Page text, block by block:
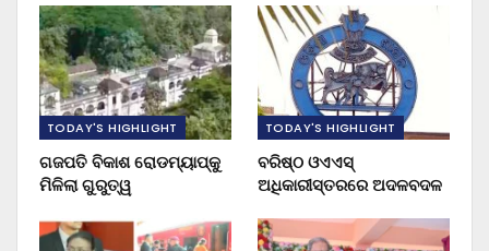
TODAY'S HIGHLIGHT
ଗଜପତି ବିକାଶ ରୋଡମ୍ୟାପ୍‌କୁ
ମିଳିଲା ଗୁରୁତ୍ୱ
TODAY'S HIGHLIGHT
ବରିଷ୍ଠ ଓଏଏସ୍‌
ଅଧିକାରୀସ୍ତରରେ ଅଦଳବଦଳ